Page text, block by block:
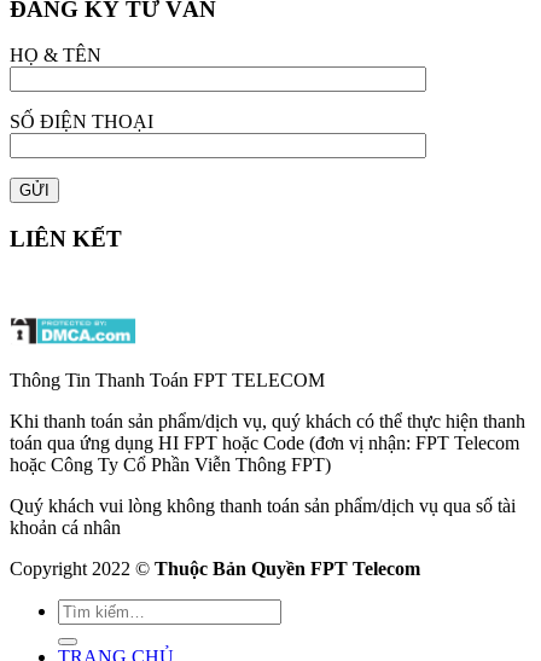
ĐĂNG KÝ TƯ VẤN
HỌ & TÊN
SỐ ĐIỆN THOẠI
LIÊN KẾT
Thông Tin Thanh Toán FPT TELECOM
Khi thanh toán sản phẩm/dịch vụ, quý khách có thể thực hiện thanh
toán qua ứng dụng HI FPT hoặc Code (đơn vị nhận: FPT Telecom
hoặc Công Ty Cổ Phần Viễn Thông FPT)
Quý khách vui lòng không thanh toán sản phẩm/dịch vụ qua số tài
khoản cá nhân
Copyright 2022 © Thuộc Bản Quyền FPT Telecom
TRANG CHỦ